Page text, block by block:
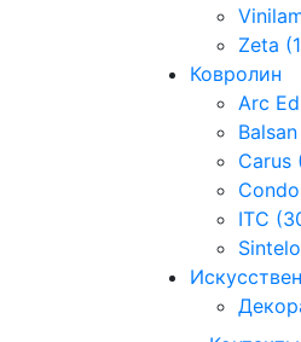
Zeta
Ковролин
Arc
Carus
ITC